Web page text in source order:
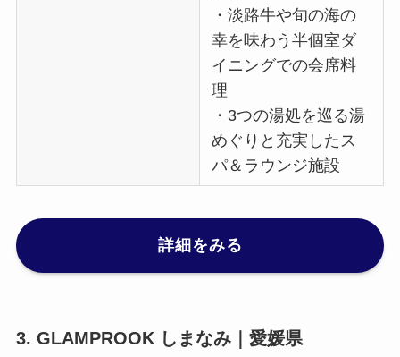
・淡路牛や旬の海の
幸を味わう半個室ダ
イニングでの会席料
理
・3つの湯処を巡る湯
めぐりと充実したス
パ＆ラウンジ施設
詳細をみる
3. GLAMPROOK しまなみ｜愛媛県